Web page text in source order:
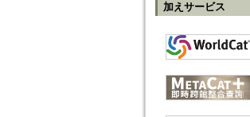
加えサービス